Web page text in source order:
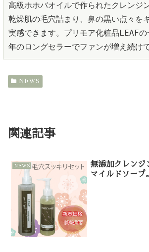
高級ホホバオイルで作られたクレンジ
乾燥肌の毛穴詰まり、鼻の黒い点々を
実感できます。プリモア化粧品LEAF
年のロングセラーでファンが増え続け
NEWS
関連記事
NEWS
無添加クレンジ
マイルドソープ